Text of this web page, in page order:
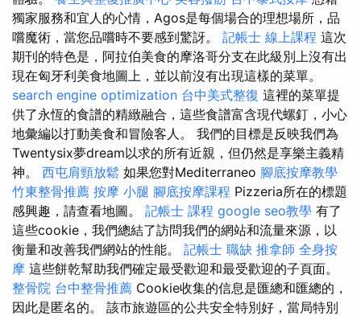
獨家服務和宜人的心情，Agos是每個場合的理想場所，品
嚐魔術，當您品嚐時不要感到驚訝。 記帳士 線上課程 這次
期刊的特色是，阿拉伯美食的摩洛哥分支在此級別上沒有出
現在匈牙利美食地圖上，並以前沒有出現這樣的菜單。
search engine optimization 台中美式整復 這裡的菜單提
供了永恆的食譜的精緻融合，這些食譜富含現代螺釘，小心
地彙編以打動美食和冒險客人。 我們的目標是反映我們為
Twentysix夢dream以求的所有近親，但仍然是享樂主義精
神。 西屯肩頸放鬆 如果您對Mediterraneo 腳底按摩教學
竹東整骨推薦 按摩 小腿 腳底按摩課程 Pizzeria所在的標題
感興趣，請查看地圖。 記帳士 課程 google seo教學 有了
這些cookie，我們總結了訪問我們的網站和流量來源，以
衡量和改善我們網站的性能。 記帳士 職缺 推拿師 全身按
摩 這些餅乾幫助我們確定最受歡迎和最受歡迎的子頁面。
整骨院 台中整骨推薦 Cookie收集的信息是匯總和匯總的，
因此是匿名的。 該市旅遊區的公共安全特別好，當局特別